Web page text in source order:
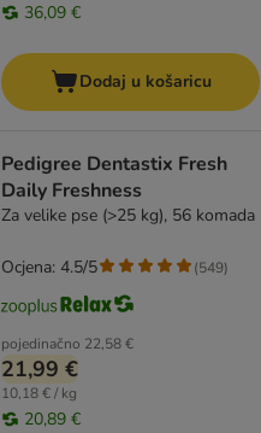
36,09 €
Dodaj u košaricu
Pedigree Dentastix Fresh
Daily Freshness
Za velike pse (>25 kg), 56 komada
pojedinačno 22,58 €
21,99 €
10,18 € / kg
20,89 €
Ocjena: 4.5/5 (549)